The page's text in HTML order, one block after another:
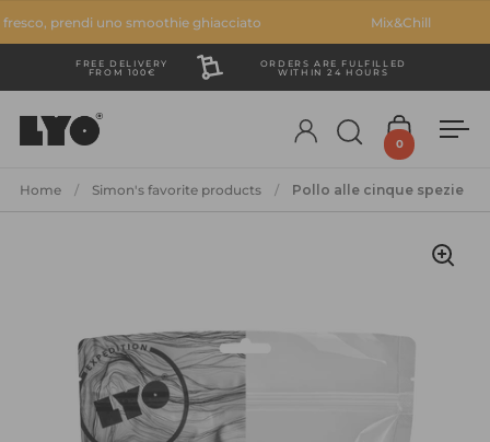
prendi uno smoothie ghiacciato Mix&Chill
FREE DELIVERY
FROM 100€
ORDERS ARE FULFILLED
WITHIN 24 HOURS
AccountApri ricerca
Apri
0
Home / Simon's favorite products / Pollo alle cinque spezie